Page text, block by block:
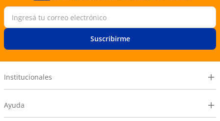
Suscribirme
Institucionales
Ayuda